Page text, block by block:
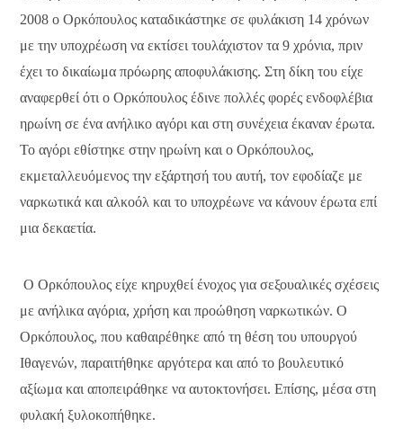
2008 ο Ορκόπουλος καταδικάστηκε σε φυλάκιση 14 χρόνων
με την υποχρέωση να εκτίσει τουλάχιστον τα 9 χρόνια, πριν
έχει το δικαίωμα πρόωρης αποφυλάκισης. Στη δίκη του είχε
αναφερθεί ότι ο Ορκόπουλος έδινε πολλές φορές ενδοφλέβια
ηρωίνη σε ένα ανήλικο αγόρι και στη συνέχεια έκαναν έρωτα.
Το αγόρι εθίστηκε στην ηρωίνη και ο Ορκόπουλος,
εκμεταλλευόμενος την εξάρτησή του αυτή, τον εφοδίαζε με
ναρκωτικά και αλκοόλ και το υποχρέωνε να κάνουν έρωτα επί
μια δεκαετία.
Ο Ορκόπουλος είχε κηρυχθεί ένοχος για σεξουαλικές σχέσεις
με ανήλικα αγόρια, χρήση και προώθηση ναρκωτικών. Ο
Ορκόπουλος, που καθαιρέθηκε από τη θέση του υπουργού
Ιθαγενών, παραιτήθηκε αργότερα και από το βουλευτικό
αξίωμα και αποπειράθηκε να αυτοκτονήσει. Επίσης, μέσα στη
φυλακή ξυλοκοπήθηκε.